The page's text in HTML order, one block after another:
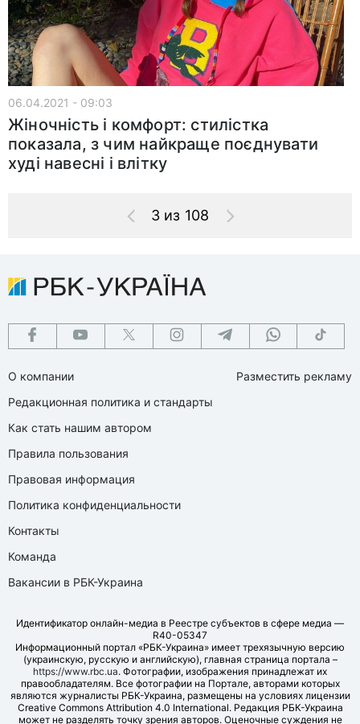
06.04.2021 - 09:03
Жіночність і комфорт: стилістка
показала, з чим найкраще поєднувати
худі навесні і влітку
3 из 108
О компании
Редакционная политика и стандарты
Как стать нашим автором
Правила пользования
Правовая информация
Политика конфиденциальности
Контакты
Команда
Вакансии в РБК-Украина
Разместить рекламу
Идентификатор онлайн-медиа в Реестре субъектов в сфере медиа —
R40-05347
Информационный портал «РБК-Украина» имеет трехязычную версию
(украинскую, русскую и английскую), главная страница портала –
https://www.rbc.ua. Фотографии, изображения принадлежат их
правообладателям. Все фотографии на Портале, авторами которых
являются журналисты РБК-Украина, размещены на условиях лицензии
Creative Commons Attribution 4.0 International. Редакция РБК-Украина
может не разделять точку зрения авторов. Оценочные суждения не